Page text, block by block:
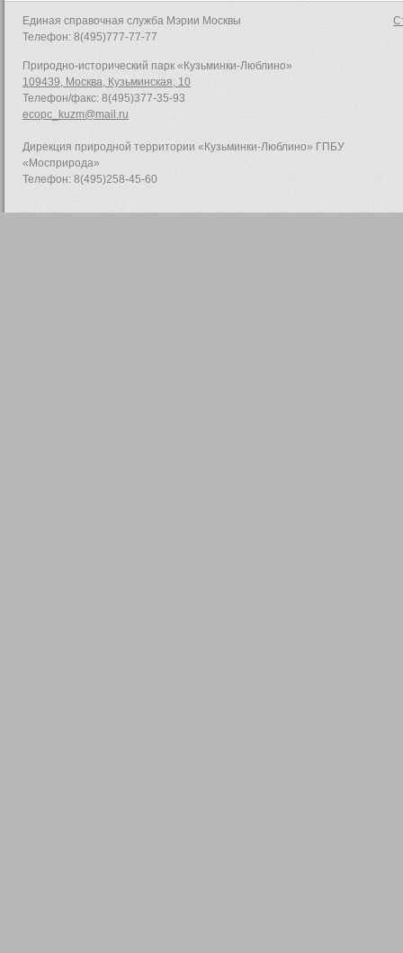
Единая справочная служба Мэрии Москвы
Телефон: 8(495)777-77-77
Природно-исторический парк «Кузьминки-Люблино»
109439, Москва, Кузьминская, 10
Телефон/факс: 8(495)377-35-93
ecopc_kuzm@mail.ru
Дирекция природной территории «Кузьминки-Люблино» ГПБУ
«Мосприрода»
Телефон: 8(495)258-45-60